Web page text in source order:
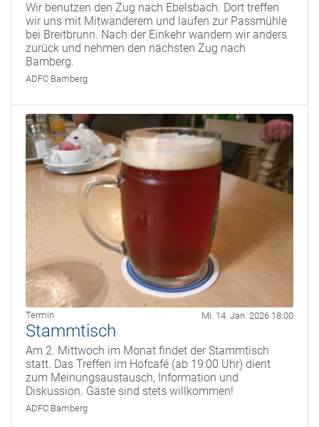
Wir benutzen den Zug nach Ebelsbach. Dort treffen
wir uns mit Mitwanderern und laufen zur Passmühle
bei Breitbrunn. Nach der Einkehr wandern wir anders
zurück und nehmen den nächsten Zug nach
Bamberg.
ADFC Bamberg
Termin Mi. 14. Jan. 2026 18:00
Stammtisch
Am 2. Mittwoch im Monat findet der Stammtisch
statt. Das Treffen im Hofcafé (ab 19:00 Uhr) dient
zum Meinungsaustausch, Information und
Diskussion. Gäste sind stets willkommen!
ADFC Bamberg